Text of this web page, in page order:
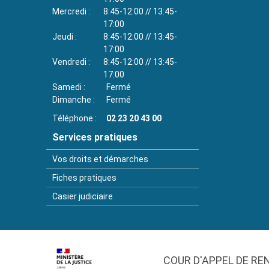
Mercredi
8:45-12:00 // 13:45-
17:00
Jeudi
8:45-12:00 // 13:45-
17:00
Vendredi
8:45-12:00 // 13:45-
17:00
Samedi
Fermé
Dimanche
Fermé
Téléphone
02 23 20 43 00
Services pratiques
Vos droits et démarches
Fiches pratiques
Casier judiciaire
COUR D'APPEL DE